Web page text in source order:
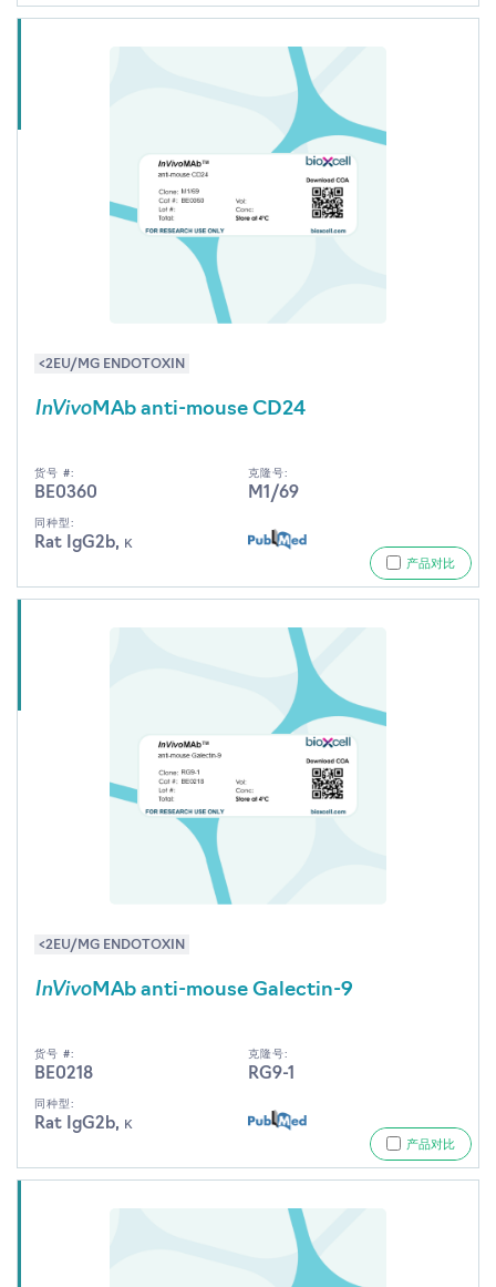
<2EU/MG ENDOTOXIN
InVivoMAb anti-mouse CD24
货号 #:
BE0360
克隆号:
M1/69
同种型:
Rat IgG2b, κ
产品对比
<2EU/MG ENDOTOXIN
InVivoMAb anti-mouse Galectin-9
货号 #:
BE0218
克隆号:
RG9-1
同种型:
Rat IgG2b, κ
产品对比